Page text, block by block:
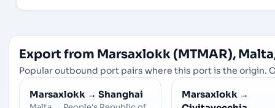
Export from Marsaxlokk (MTMAR),
Popular outbound port pairs where this port is the origin.
Marsaxlokk → Shanghai Marsaxlokk →